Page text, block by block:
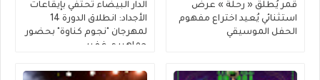
قمر يُطلق « رحلة » عرضٌ
استثنائي يُعيد اختراع مفهوم
الحفل الموسيقي
الدار البيضاء تحتفي بإيقاعات
الأجداد: انطلاق الدورة 14
لمهرجان "نجوم كناوة" بحضور
جماهيري غفير